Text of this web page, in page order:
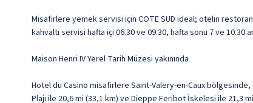
Misafirlere yemek servisi için COTE SUD ideal; otelin
kahvaltı servisi hafta içi 06.30 ve 09.30, hafta sonu 7 ve 10.30
Maison Henri IV Yerel Tarih Müzesi yakınında
Hotel du Casino misafirlere Saint-Valery-en-Caux bölgesinde,
Plajı ile 20,6 mi (33,1 km) ve Dieppe Feribot İskelesi ile 21,3